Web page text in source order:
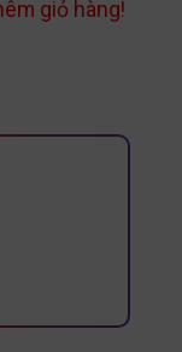
giỏ hàng!